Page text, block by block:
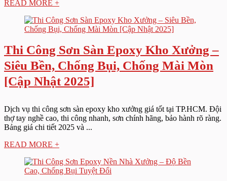
READ MORE +
Thi Công Sơn Sàn Epoxy Kho Xưởng –
Siêu Bền, Chống Bụi, Chống Mài Mòn
[Cập Nhật 2025]
Dịch vụ thi công sơn sàn epoxy kho xưởng giá tốt tại TP.HCM. Đội
thợ tay nghề cao, thi công nhanh, sơn chính hãng, bảo hành rõ ràng.
Bảng giá chi tiết 2025 và ...
READ MORE +